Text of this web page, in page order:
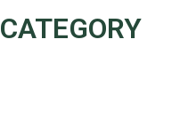
CATEGORY